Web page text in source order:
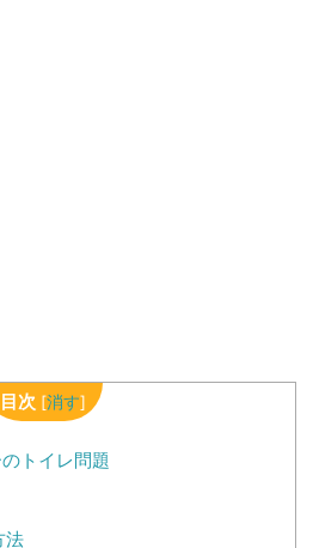
目次 [消す]
トイレ問題
法